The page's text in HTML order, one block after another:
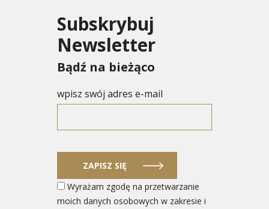
Subskrybuj
Newsletter
Bądź na bieżąco
wpisz swój adres e-mail
ZAPISZ SIĘ
Wyrażam zgodę na przetwarzanie
moich danych osobowych w zakresie i